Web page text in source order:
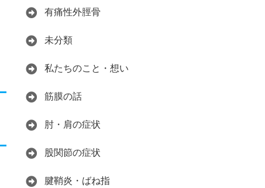
有痛性外脛骨
未分類
私たちのこと・想い
筋膜の話
肘・肩の症状
股関節の症状
腱鞘炎・ばね指